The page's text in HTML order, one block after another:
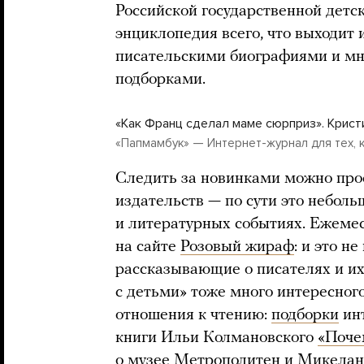
Российской государственной
энциклопедия всего, что
писательскими биографиями и
подборками.
«Как Франц сделал маме сюрприз».
«Папмамбук» — Интернет-журнал для тех,
Следить за новинками можно
издательств — по сути это
и литературных событиях.
на сайте Розовый жираф: и это
рассказывающие о писателях и
с детьми» тоже много
отношения к чтению: подборки
книги Ильи Колмановского